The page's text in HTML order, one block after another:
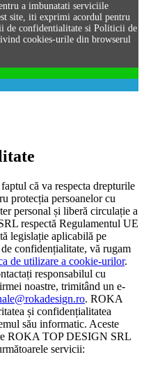
a imbunatati serviciile
site, iti exprimi acordul pentru
de confidentialitate si Politicii de
cookies-urile din browserul
că va respecta drepturile
protecția persoanelor cu
personal și liberă circulație a
respectă Regulamentul UE
legislație aplicabilă pe
confidențialitate, vă rugam
de utilizare a cookie-urilor.
responsabilul cu
noastre, trimitând un e-
. ROKA
și confidențialitatea
său informatic. Aceste
ROKA TOP DESIGN SRL
servicii: